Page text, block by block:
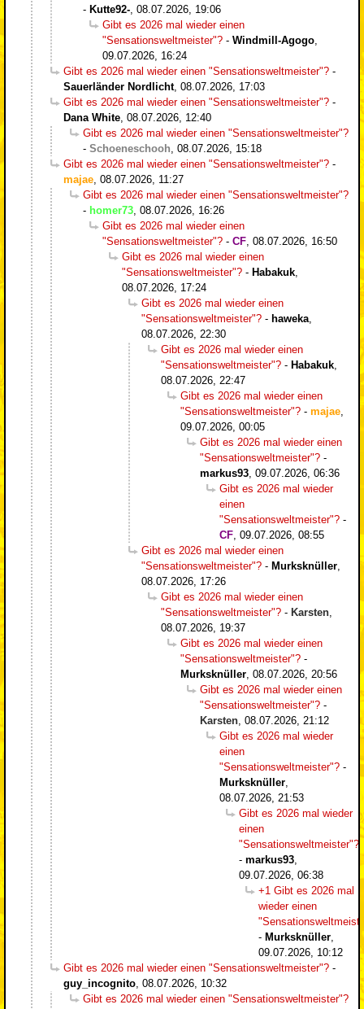
- Kutte92- 08.07.2026, 19:06
Gibt es 2026 mal wieder einen
"Sensationsweltmeister"? - Windmill-Agogo
09.07.2026, 16:24
Gibt es 2026 mal wieder einen "Sensationsweltmeister"? -
Sauerländer Nordlicht, 08.07.2026, 17:03
Gibt es 2026 mal wieder einen "Sensationsweltmeister"? -
Dana White 08.07.2026, 12:40
Gibt es 2026 mal wieder einen "Sensationsweltmeister"?
- Schoeneschooh 08.07.2026, 15:18
Gibt es 2026 mal wieder einen "Sensationsweltmeister"? -
majae 08.07.2026, 11:27
Gibt es 2026 mal wieder einen "Sensationsweltmeister"?
- homer73 08.07.2026, 16:26
Gibt es 2026 mal wieder einen
"Sensationsweltmeister"? - CF 08.07.2026, 16:50
Gibt es 2026 mal wieder einen
"Sensationsweltmeister"? - Habakuk
08.07.2026, 17:24
Gibt es 2026 mal wieder einen
"Sensationsweltmeister"? - haweka
08.07.2026, 22:30
Gibt es 2026 mal wieder einen
"Sensationsweltmeister"? - Habakuk
08.07.2026, 22:47
Gibt es 2026 mal wieder einen
"Sensationsweltmeister"? - majae
09.07.2026, 00:05
Gibt es 2026 mal wieder einen
"Sensationsweltmeister"? -
markus93 09.07.2026, 06:36
Gibt es 2026 mal wieder
einen
"Sensationsweltmeister"? -
CF 09.07.2026, 08:55
Gibt es 2026 mal wieder einen
"Sensationsweltmeister"? - Murksknüller
08.07.2026, 17:26
Gibt es 2026 mal wieder einen
"Sensationsweltmeister"? - Karsten
08.07.2026, 19:37
Gibt es 2026 mal wieder einen
"Sensationsweltmeister"? -
Murksknüller 08.07.2026, 20:56
Gibt es 2026 mal wieder einen
"Sensationsweltmeister"? -
Karsten 08.07.2026, 21:12
Gibt es 2026 mal wieder
einen
"Sensationsweltmeister"? -
Murksknüller
08.07.2026, 21:53
Gibt es 2026 mal wieder
einen
"Sensationsweltmeister"?
- markus93
09.07.2026, 06:38
+1 Gibt es 2026 mal
wieder einen
- Murksknüller
09.07.2026, 10:12
Gibt es 2026 mal wieder einen "Sensationsweltmeister"? -
guy_incognito 08.07.2026, 10:32
Gibt es 2026 mal wieder einen "Sensationsweltmeister"?